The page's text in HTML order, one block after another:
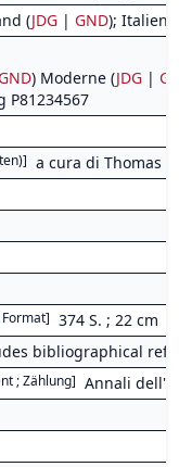
(JDG | GND); Italien (
GND) Moderne (JDG |
P81234567
] a cura di Thomas
] 374 S. ; 22 cm
bibliographical
; Zählung] Annali